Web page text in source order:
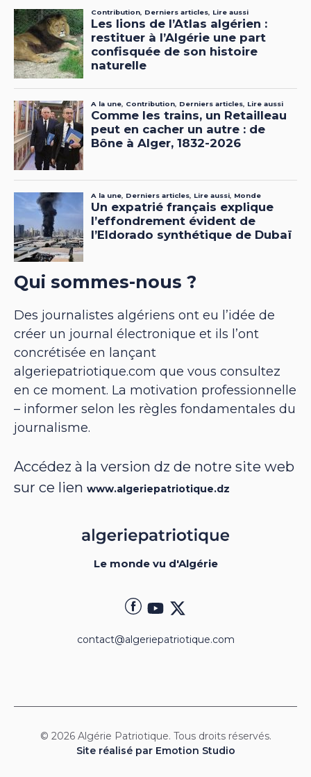
Qui sommes-nous ?
Des journalistes algériens ont eu l’idée de
créer un journal électronique et ils l’ont
concrétisée en lançant
algeriepatriotique.com que vous consultez
en ce moment. La motivation professionnelle
– informer selon les règles fondamentales du
journalisme.
Accédez à la version dz de notre site web
sur ce lien www.algeriepatriotique.dz
Le monde vu d'Algérie
contact@algeriepatriotique.com
© 2026 Algérie Patriotique. Tous droits réservés.
Site réalisé par Emotion Studio